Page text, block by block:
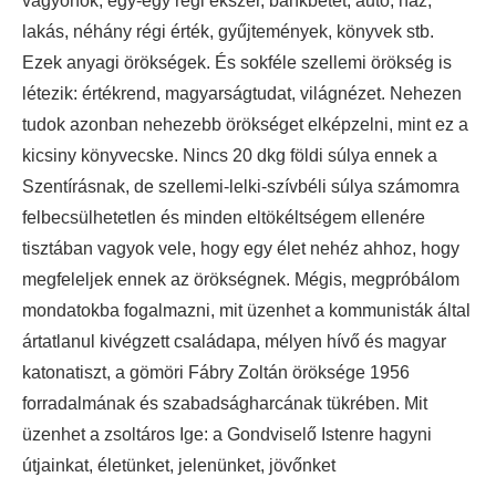
lakás, néhány régi érték, gyűjtemények, könyvek stb.
Ezek anyagi örökségek. És sokféle szellemi örökség is
létezik: értékrend, magyarságtudat, világnézet. Nehezen
tudok azonban nehezebb örökséget elképzelni, mint ez a
kicsiny könyvecske. Nincs 20 dkg földi súlya ennek a
Szentírásnak, de szellemi-lelki-szívbéli súlya számomra
felbecsülhetetlen és minden eltökéltségem ellenére
tisztában vagyok vele, hogy egy élet nehéz ahhoz, hogy
megfeleljek ennek az örökségnek. Mégis, megpróbálom
mondatokba fogalmazni, mit üzenhet a kommunisták által
ártatlanul kivégzett családapa, mélyen hívő és magyar
katonatiszt, a gömöri Fábry Zoltán öröksége 1956
forradalmának és szabadságharcának tükrében. Mit
üzenhet a zsoltáros Ige: a Gondviselő Istenre hagyni
útjainkat, életünket, jelenünket, jövőnket